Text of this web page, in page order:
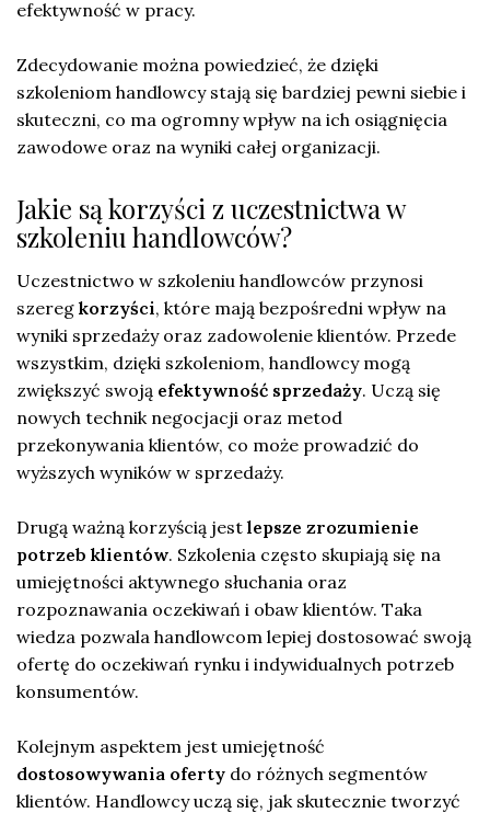
efektywność w pracy.
Zdecydowanie można powiedzieć, że dzięki
szkoleniom handlowcy stają się bardziej pewni siebie i
skuteczni, co ma ogromny wpływ na ich osiągnięcia
zawodowe oraz na wyniki całej organizacji.
Jakie są korzyści z uczestnictwa w
szkoleniu handlowców?
Uczestnictwo w szkoleniu handlowców przynosi
szereg korzyści, które mają bezpośredni wpływ na
wyniki sprzedaży oraz zadowolenie klientów. Przede
wszystkim, dzięki szkoleniom, handlowcy mogą
zwiększyć swoją efektywność sprzedaży. Uczą się
nowych technik negocjacji oraz metod
przekonywania klientów, co może prowadzić do
wyższych wyników w sprzedaży.
Drugą ważną korzyścią jest lepsze zrozumienie
potrzeb klientów. Szkolenia często skupiają się na
umiejętności aktywnego słuchania oraz
rozpoznawania oczekiwań i obaw klientów. Taka
wiedza pozwala handlowcom lepiej dostosować swoją
ofertę do oczekiwań rynku i indywidualnych potrzeb
konsumentów.
Kolejnym aspektem jest umiejętność
dostosowywania oferty do różnych segmentów
klientów. Handlowcy uczą się, jak skutecznie tworzyć